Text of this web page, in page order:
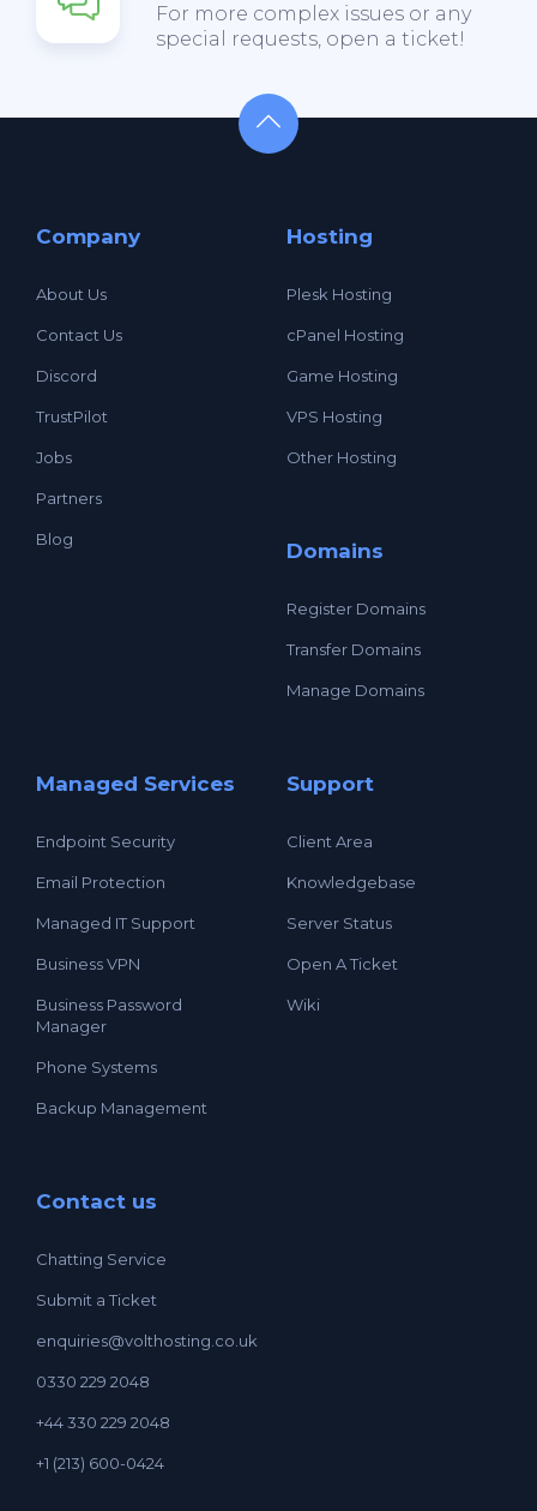
For more complex issues or any
special requests, open a ticket!
Company
About Us
Contact Us
Discord
TrustPilot
Jobs
Partners
Blog
Hosting
Plesk Hosting
cPanel Hosting
Game Hosting
VPS Hosting
Other Hosting
Domains
Register Domains
Transfer Domains
Manage Domains
Managed Services
Endpoint Security
Email Protection
Managed IT Support
Business VPN
Business Password
Manager
Phone Systems
Backup Management
Support
Client Area
Knowledgebase
Server Status
Open A Ticket
Wiki
Contact us
Chatting Service
Submit a Ticket
enquiries@volthosting.co.uk
0330 229 2048
+44 330 229 2048
+1 (213) 600-0424